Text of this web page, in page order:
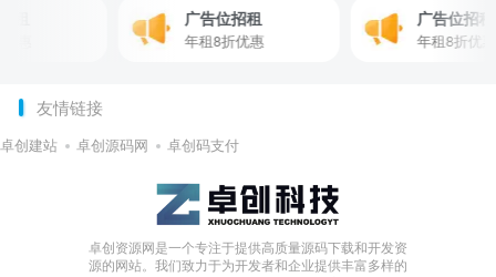
广告位招租
年租8折优惠
广告位招租
年租8折优惠
友情链接
卓创建站 卓创源码网 卓创码支付
卓创资源网是一个专注于提供高质量源码下载和开发资
源的网站。我们致力于为开发者和企业提供丰富多样的